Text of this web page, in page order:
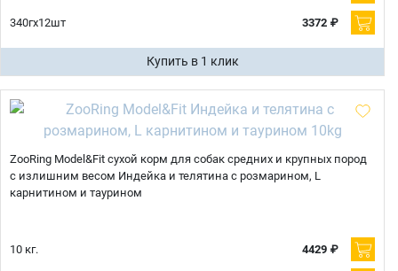
340гх12шт 3372 ₽
Купить в 1 клик
ZooRing Model&Fit сухой корм для собак средних и крупных пород
с излишним весом Индейка и телятина с розмарином, L
карнитином и таурином
10 кг. 4429 ₽